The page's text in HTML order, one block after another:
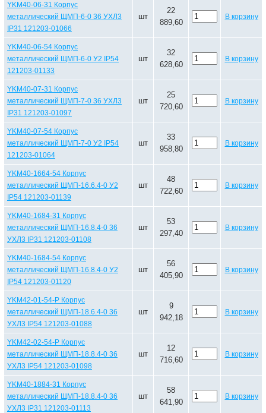
YKM40-06-31 Корпус
металлический ЩМП-6-0 36 УХЛ3
IP31 121203-01066
шт
22
889,60
В корзину
YKM40-06-54 Корпус
металлический ЩМП-6-0 У2 IP54
121203-01133
шт
32
628,60
В корзину
YKM40-07-31 Корпус
металлический ЩМП-7-0 36 УХЛ3
IP31 121203-01097
шт
25
720,60
В корзину
YKM40-07-54 Корпус
металлический ЩМП-7-0 У2 IP54
121203-01064
шт
33
958,80
В корзину
YKM40-1664-54 Корпус
металлический ЩМП-16.6.4-0 У2
IP54 121203-01139
шт
48
722,60
В корзину
YKM40-1684-31 Корпус
металлический ЩМП-16.8.4-0 36
УХЛ3 IP31 121203-01108
шт
53
297,40
В корзину
YKM40-1684-54 Корпус
металлический ЩМП-16.8.4-0 У2
IP54 121203-01120
шт
56
405,90
В корзину
YKM42-01-54-P Корпус
металлический ЩМП-18.6.4-0 36
УХЛ3 IP54 121203-01088
шт
9
942,18
В корзину
YKM42-02-54-P Корпус
металлический ЩМП-18.8.4-0 36
УХЛ3 IP54 121203-01098
шт
12
716,60
В корзину
YKM40-1884-31 Корпус
металлический ЩМП-18.8.4-0 36
УХЛ3 IP31 121203-01113
шт
58
641,90
В корзину